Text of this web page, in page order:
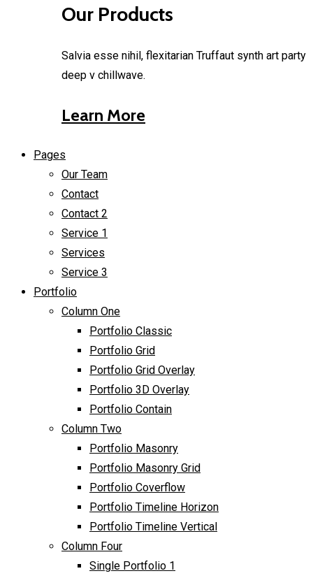
Our Products
Salvia esse nihil, flexitarian Truffaut synth art party
deep v chillwave.
Learn More
Pages
Our Team
Contact
Contact 2
Service 1
Services
Service 3
Portfolio
Column One
Portfolio Classic
Portfolio Grid
Portfolio Grid Overlay
Portfolio 3D Overlay
Portfolio Contain
Column Two
Portfolio Masonry
Portfolio Masonry Grid
Portfolio Coverflow
Portfolio Timeline Horizon
Portfolio Timeline Vertical
Column Four
Single Portfolio 1